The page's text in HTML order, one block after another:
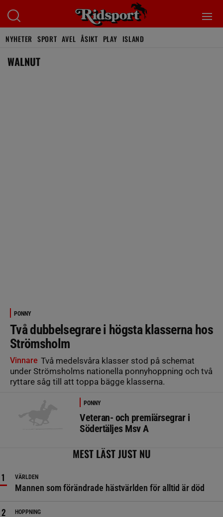
NYHETER SPORT AVEL ÅSIKT PLAY ISLAND
WALNUT
PONNY
Två dubbelsegrare i högsta klasserna hos
Strömsholm
Vinnare Två medelsvåra klasser stod på schemat
under Strömsholms nationella ponnyhoppning och två
ryttare såg till att toppa bägge klasserna.
PONNY
Veteran- och premiärsegrar i
Södertäljes Msv A
MEST LÄST JUST NU
VÄRLDEN
Mannen som förändrade hästvärlden för alltid är död
HOPPNING